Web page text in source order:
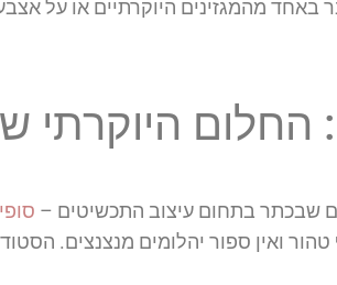
מהמגזינים היוקרתיים או על
היוקרתי
שבכתר בתחום עיצוב התכשיטים –
ואין ספור יהלומים מנצנצים.